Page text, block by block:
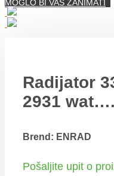
MOGLO BI VAS ZANIMATI
Radijator
2931
Brend: ENRAD
Pošaljite upit o